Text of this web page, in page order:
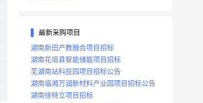
最新采购项目
湖南新田产教融合项目招标
湖南花垣县智能储能项目招标
芜湖南站科技园项目招标公告
湖南临湘万润新材料产业园项目招标公告
湖南徐特立项目招标